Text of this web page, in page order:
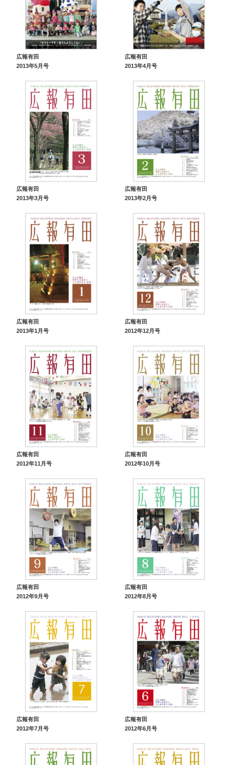
広報有田
2013年5月号
広報有田
2013年4月号
広報有田
2013年3月号
広報有田
2013年2月号
広報有田
2013年1月号
広報有田
2012年12月号
広報有田
2012年11月号
広報有田
2012年10月号
広報有田
2012年9月号
広報有田
2012年8月号
広報有田
2012年7月号
広報有田
2012年6月号